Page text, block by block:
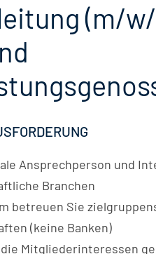
(m/
Ansprechperson und
Branchen
betreuen Sie
(keine Banken)
Mitgliederinteressen